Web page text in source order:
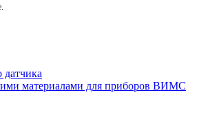
датчика
материалами для приборов ВИМС